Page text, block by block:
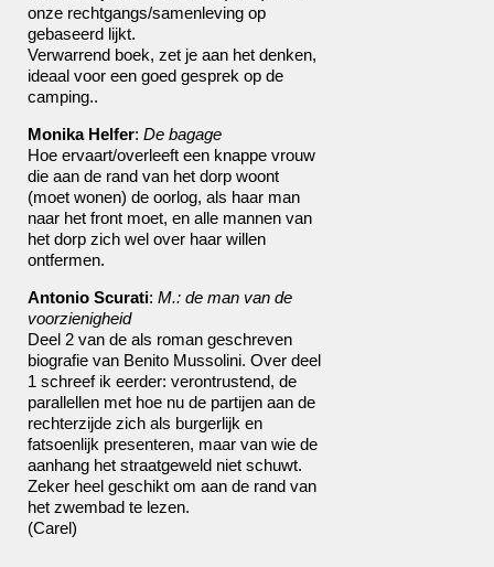
onze rechtgangs/samenleving op
gebaseerd lijkt.
Verwarrend boek, zet je aan het denken,
ideaal voor een goed gesprek op de
camping..
Monika Helfer: De bagage
Hoe ervaart/overleeft een knappe vrouw
die aan de rand van het dorp woont
(moet wonen) de oorlog, als haar man
naar het front moet, en alle mannen van
het dorp zich wel over haar willen
ontfermen.
Antonio Scurati: M.: de man van de
voorzienigheid
Deel 2 van de als roman geschreven
biografie van Benito Mussolini. Over deel
1 schreef ik eerder: verontrustend, de
parallellen met hoe nu de partijen aan de
rechterzijde zich als burgerlijk en
fatsoenlijk presenteren, maar van wie de
aanhang het straatgeweld niet schuwt.
Zeker heel geschikt om aan de rand van
het zwembad te lezen.
(Carel)